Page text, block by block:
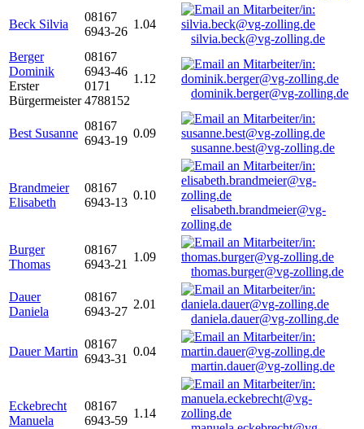
Beck Silvia
08167
6943-26
1.04
silvia.beck@vg-zolling.de
Berger
Dominik
Erster
Bürgermeister
08167
6943-46
0171
4788152
1.12
dominik.berger@vg-zolling.de
Best Susanne
08167
6943-19
0.09
susanne.best@vg-zolling.de
Brandmeier
Elisabeth
08167
6943-13
0.10
elisabeth.brandmeier@vg-
zolling.de
Burger
Thomas
08167
6943-21
1.09
thomas.burger@vg-zolling.de
Dauer
Daniela
08167
6943-27
2.01
daniela.dauer@vg-zolling.de
Dauer Martin
08167
6943-31
0.04
martin.dauer@vg-zolling.de
Eckebrecht
Manuela
08167
6943-59
1.14